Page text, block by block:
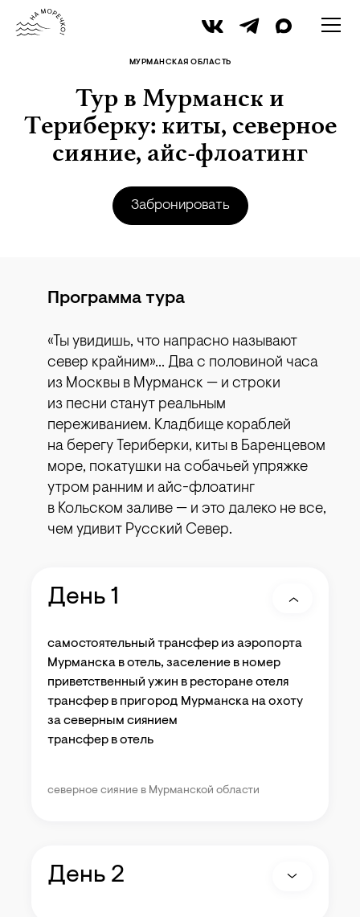
МУРМАНСКАЯ ОБЛАСТЬ
Тур в Мурманск и
Териберку: киты, северное
сияние, айс-флоатинг
Забронировать
Программа тура
«Ты увидишь, что напрасно называют
север крайним»… Два с половиной часа
из Москвы в Мурманск — и строки
из песни станут реальным
переживанием. Кладбище кораблей
на берегу Териберки, киты в Баренцевом
море, покатушки на собачьей упряжке
утром ранним и айс-флоатинг
в Кольском заливе — и это далеко не все,
чем удивит Русский Север.
День 1
самостоятельный трансфер из аэропорта
Мурманска в отель, заселение в номер
приветственный ужин в ресторане отеля
трансфер в пригород Мурманска на охоту
за северным сиянием
трансфер в отель
северное сияние в Мурманской области
День 2